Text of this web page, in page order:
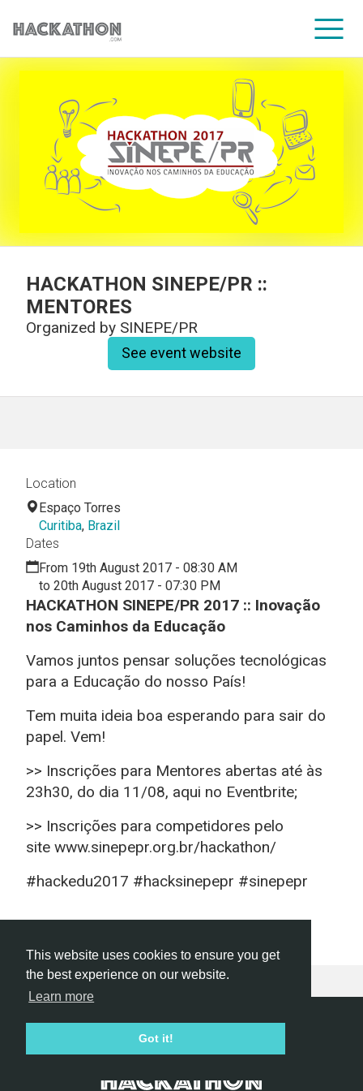
This website uses cookies to ensure you get
the best experience on our website.
Learn more
Got it!
CORPORATE SERVICES
HACKATHON SINEPE/PR ::
MENTORES
Organized by SINEPE/PR
See event website
HACKATHON SINEPE/PR 2017 :: Inovação
nos Caminhos da Educação
Vamos juntos pensar soluções tecnológicas
para a Educação do nosso País!
Tem muita ideia boa esperando para sair do
papel. Vem!
>> Inscrições para Mentores abertas até às
23h30, do dia 11/08, aqui no Eventbrite;
>> Inscrições para competidores pelo
site www.sinepepr.org.br/hackathon/
#hackedu2017 #hacksinepepr #sinepepr
Location
Espaço Torres
Curitiba, Brazil
Dates
From 19th August 2017 - 08:30 AM
to 20th August 2017 - 07:30 PM
Hackathon.com © 2026
All organizers